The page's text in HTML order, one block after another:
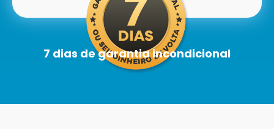
7 dias de garantia incondicional